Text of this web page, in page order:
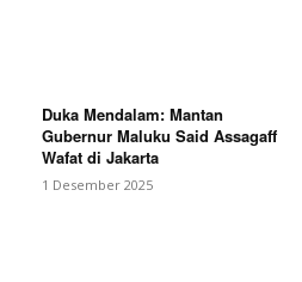
Duka Mendalam: Mantan
Gubernur Maluku Said Assagaff
Wafat di Jakarta
1 Desember 2025